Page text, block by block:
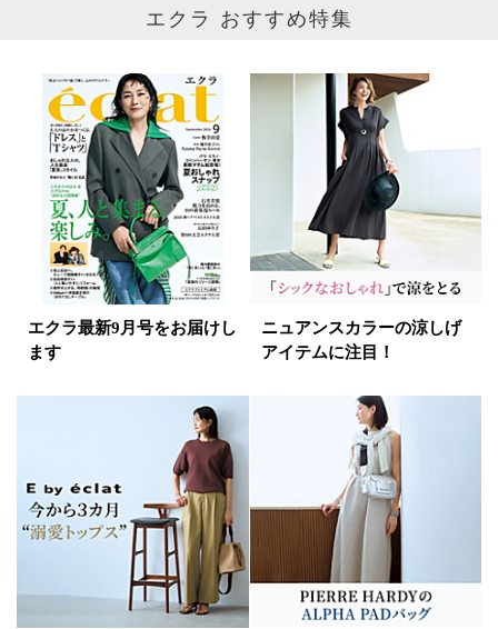
エクラ おすすめ特集
エクラ最新9月号をお届けし
ます
ニュアンスカラーの涼しげ
アイテムに注目！